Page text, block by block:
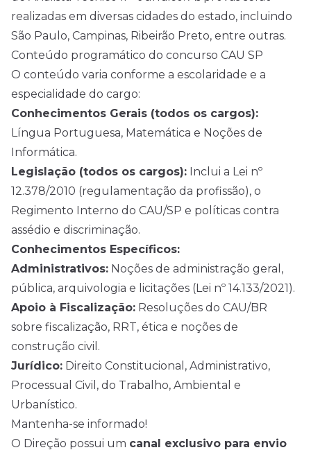
realizadas em diversas cidades do estado, incluindo
São Paulo, Campinas, Ribeirão Preto, entre outras.
Conteúdo programático do concurso CAU SP
O conteúdo varia conforme a escolaridade e a
especialidade do cargo:
Conhecimentos Gerais (todos os cargos):
Língua Portuguesa, Matemática e Noções de
Informática.
Legislação (todos os cargos): Inclui a Lei nº
12.378/2010 (regulamentação da profissão), o
Regimento Interno do CAU/SP e políticas contra
assédio e discriminação.
Conhecimentos Específicos:
Administrativos: Noções de administração geral,
pública, arquivologia e licitações (Lei nº 14.133/2021).
Apoio à Fiscalização: Resoluções do CAU/BR
sobre fiscalização, RRT, ética e noções de
construção civil.
Jurídico: Direito Constitucional, Administrativo,
Processual Civil, do Trabalho, Ambiental e
Urbanístico.
Mantenha-se informado!
O Direção possui um canal exclusivo para envio